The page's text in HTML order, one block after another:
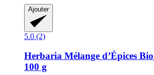
Ajouter
5.0 (2)
Herbaria Mélange d’Épices
100 g